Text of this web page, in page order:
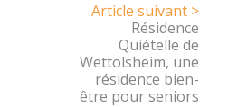
Article suivant >
Résidence
Quiételle de
Wettolsheim, une
résidence bien-
être pour seniors